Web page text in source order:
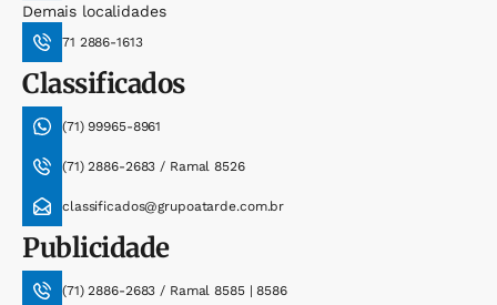
Demais localidades
71 2886-1613
Classificados
(71) 99965-8961
(71) 2886-2683 / Ramal 8526
classificados@grupoatarde.com.br
Publicidade
(71) 2886-2683 / Ramal 8585 | 8586